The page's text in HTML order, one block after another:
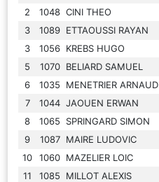
2
1048 CINI THEO
3
1089 ETTAOUSSI RAYAN
3
1056 KREBS HUGO
5
1070 BELIARD SAMUEL
6
1035 MENETRIER ARNAUD
7
1044 JAOUEN ERWAN
8
1065 SPRINGARD SIMON
9
1087 MAIRE LUDOVIC
10
1060 MAZELIER LOIC
11
1085 MILLOT ALEXIS